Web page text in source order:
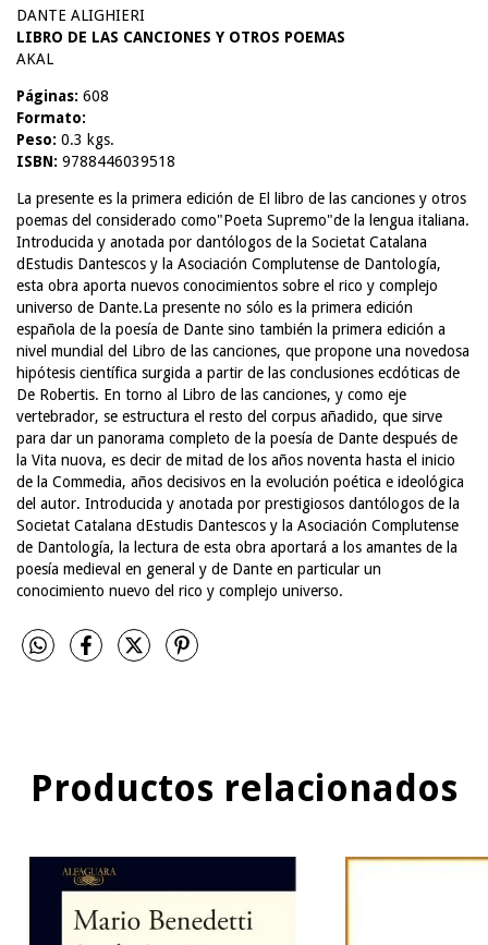
DANTE ALIGHIERI
LIBRO DE LAS CANCIONES Y OTROS POEMAS
AKAL
Páginas: 608
Formato:
Peso: 0.3 kgs.
ISBN: 9788446039518
La presente es la primera edición de El libro de las canciones y otros
poemas del considerado como"Poeta Supremo"de la lengua italiana.
Introducida y anotada por dantólogos de la Societat Catalana
dEstudis Dantescos y la Asociación Complutense de Dantología,
esta obra aporta nuevos conocimientos sobre el rico y complejo
universo de Dante.La presente no sólo es la primera edición
española de la poesía de Dante sino también la primera edición a
nivel mundial del Libro de las canciones, que propone una novedosa
hipótesis científica surgida a partir de las conclusiones ecdóticas de
De Robertis. En torno al Libro de las canciones, y como eje
vertebrador, se estructura el resto del corpus añadido, que sirve
para dar un panorama completo de la poesía de Dante después de
la Vita nuova, es decir de mitad de los años noventa hasta el inicio
de la Commedia, años decisivos en la evolución poética e ideológica
del autor. Introducida y anotada por prestigiosos dantólogos de la
Societat Catalana dEstudis Dantescos y la Asociación Complutense
de Dantología, la lectura de esta obra aportará a los amantes de la
poesía medieval en general y de Dante en particular un
conocimiento nuevo del rico y complejo universo.
Productos relacionados